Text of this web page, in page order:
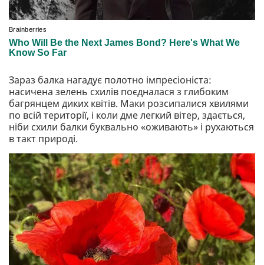
Зараз балка нагадує полотно імпресіоніста:
насичена зелень схилів поєдналася з глибоким
багрянцем диких квітів. Маки розсипалися хвилями
по всій території, і коли дме легкий вітер, здається,
ніби схили балки буквально «оживають» і рухаються
в такт природі.